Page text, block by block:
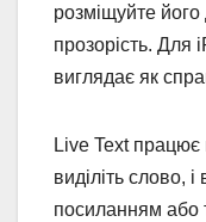
розміщуйте його
прозорість. Для
виглядає як
Live Text
виділіть слово,
посиланням або